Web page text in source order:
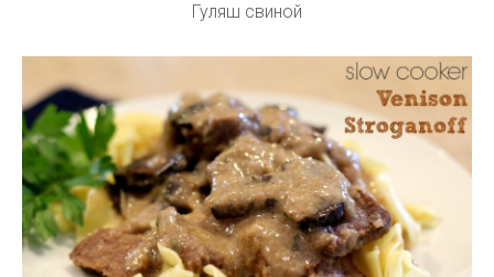
Гуляш свиной